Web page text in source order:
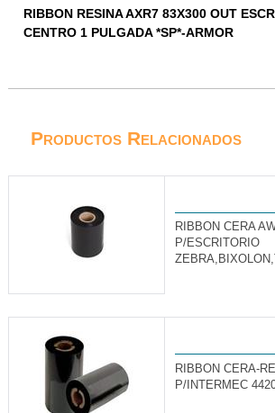
RIBBON RESINA AXR7 83X300 OUT
CENTRO 1 PULGADA *SP*-ARMOR
Productos Relacionados
RIBBON CERA
P/ESCRITORIO
RIBBON CERA-
P/INTERMEC